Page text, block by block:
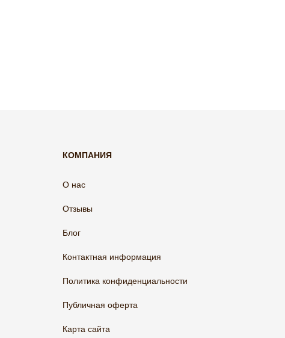
КОМПАНИЯ
О нас
Отзывы
Блог
Контактная информация
Политика конфиденциальности
Публичная оферта
Карта сайта